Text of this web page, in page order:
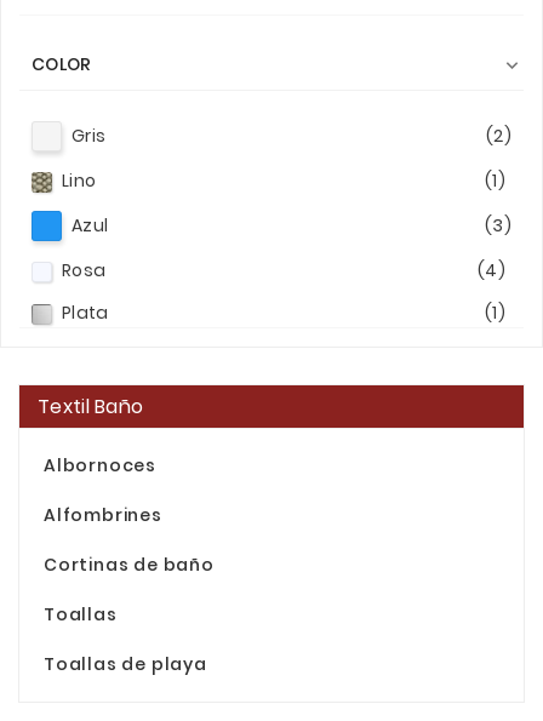
COLOR 
Gris
(2)
Lino
(1)
Azul
(3)
Rosa
(4)
Plata
(1)
Turquesa
Amarillo
Naranja
Beige
Agua
Textil Baño
Albornoces
Alfombrines
Cortinas de baño
Toallas
Toallas de playa